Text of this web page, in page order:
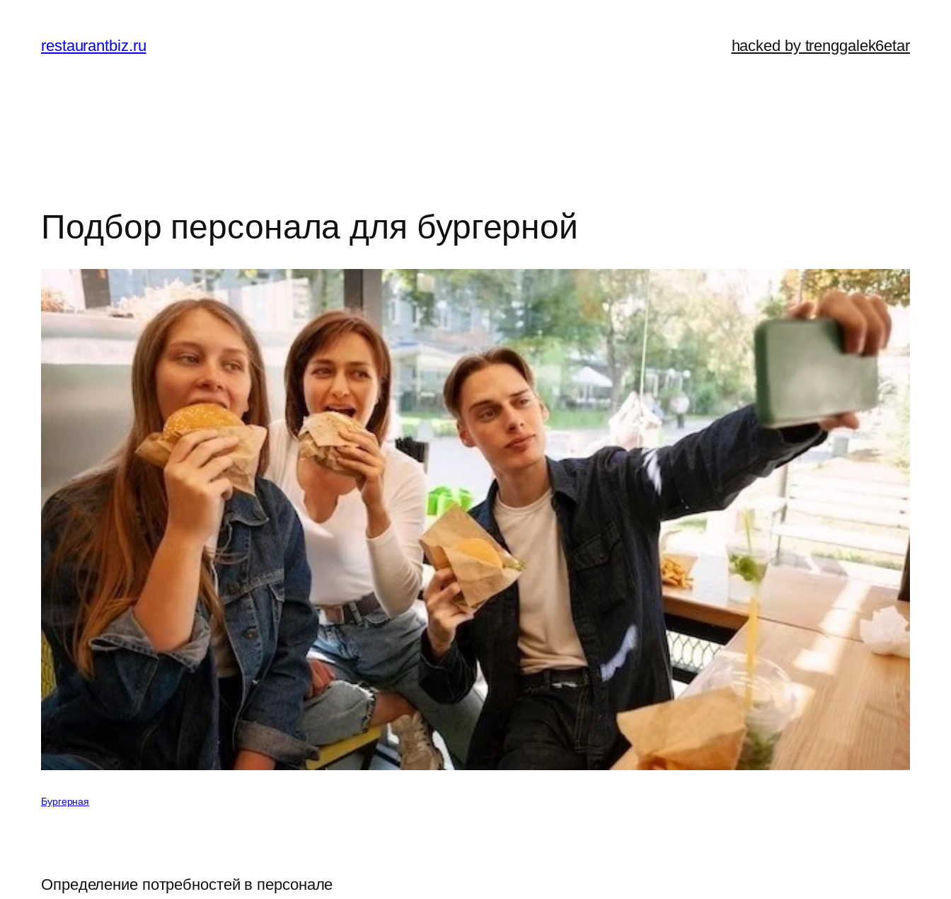
содержимому
restaurantbiz.ru hacked by trenggalek6etar
Подбор персонала для бургерной
Бургерная
Определение потребностей в персонале